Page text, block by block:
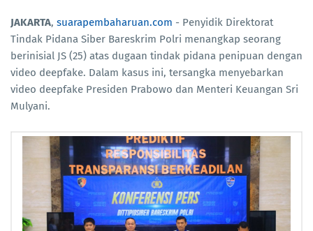
JAKARTA, suarapembaharuan.com - Penyidik Direktorat
Tindak Pidana Siber Bareskrim Polri menangkap seorang
berinisial JS (25) atas dugaan tindak pidana penipuan dengan
video deepfake. Dalam kasus ini, tersangka menyebarkan
video deepfake Presiden Prabowo dan Menteri Keuangan Sri
Mulyani.